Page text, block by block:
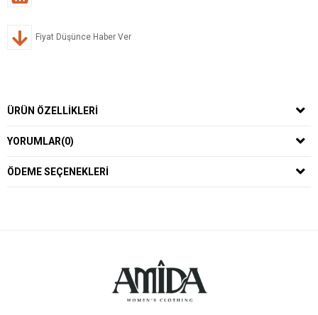
Fiyat Düşünce Haber Ver
ÜRÜN ÖZELLIKLERI
YORUMLAR(0)
ÖDEME SEÇENEKLERI